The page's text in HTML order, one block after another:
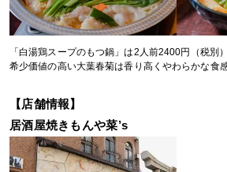
「白湯鶏スープのもつ鍋」は2人前2400円（税別
希少価値の高い大葉春菊は香り高くやわらかな食
【店舗情報】
居酒屋焼きもんや菜’s